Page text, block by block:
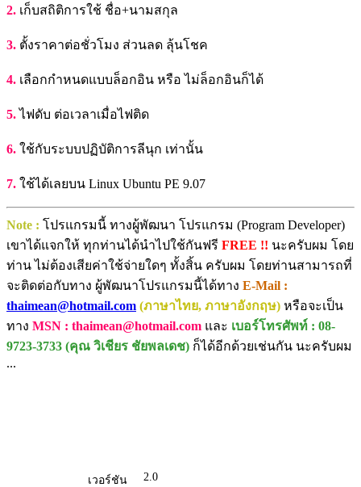
2. เก็บสถิติการใช้ ชื่อ+นามสกุล
3. ตั้งราคาต่อชั่วโมง ส่วนลด ลุ้นโชค
4. เลือกกำหนดแบบล็อกอิน หรือ ไม่ล็อกอินก็ได้
5. ไฟดับ ต่อเวลาเมื่อไฟติด
6. ใช้กับระบบปฏิบัติการลีนุก เท่านั้น
7. ใช้ได้เลยบน Linux Ubuntu PE 9.07
Note : โปรแกรมนี้ ทางผู้พัฒนา โปรแกรม (Program Developer)
เขาได้แจกให้ ทุกท่านได้นำไปใช้กันฟรี FREE !! นะครับผม โดย
ท่าน ไม่ต้องเสียค่าใช้จ่ายใดๆ ทั้งสิ้น ครับผม โดยท่านสามารถที่
จะติดต่อกับทาง ผู้พัฒนาโปรแกรมนี้ได้ทาง E-Mail :
thaimean@hotmail.com (ภาษาไทย, ภาษาอังกฤษ) หรือจะเป็น
ทาง MSN : thaimean@hotmail.com และ เบอร์โทรศัพท์ : 08-
9723-3733 (คุณ วิเชียร ชัยพลเดช) ก็ได้อีกด้วยเช่นกัน นะครับผม
...
เวอร์ชัน 2.0